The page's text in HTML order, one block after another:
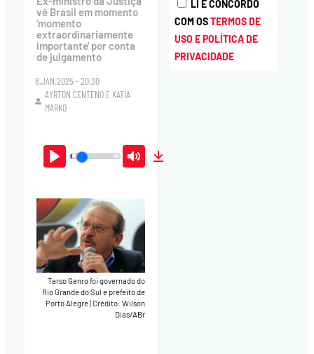
vê Brasil em momento
'momento
extraordinariamente
importante' por conta
de julgamento
8.JAN.2025 - 20:30
AYRTON CENTENO E KATIA
MARKO
Play Mute
Tarso Genro foi governado do
Rio Grande do Sul e prefeito de
Porto Alegre Crédito: Wilson
Dias/ABr
LI E CONCORDO
COM OSTERMOS DE
USO E POLÍTICA DE
PRIVACIDADE